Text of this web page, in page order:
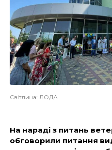
Світлина: ЛОДА
На нараді з питань
обговорили питання